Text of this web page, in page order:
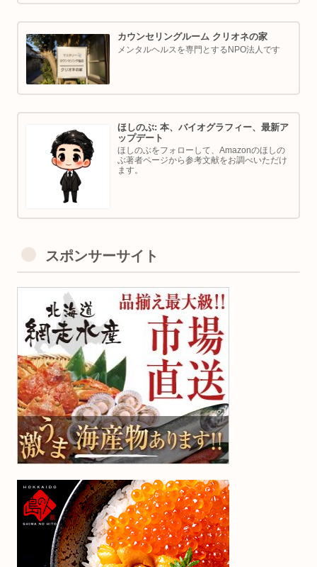
カウンセリングルーム クリオネの家
メンタルヘルスを専門とするNPO法人です
ほしのぶ: 本、バイオグラフィー、最新ア
ップデート
ほしのぶをフォローして、Amazonのほしの
ぶ著者ページから参考文献をお調べいただけ
ます。
スポンサーサイト